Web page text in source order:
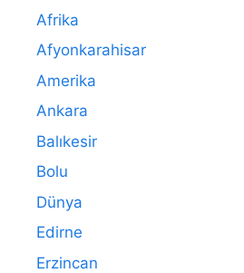
Afrika
Afyonkarahisar
Amerika
Ankara
Balıkesir
Bolu
Dünya
Edirne
Erzincan